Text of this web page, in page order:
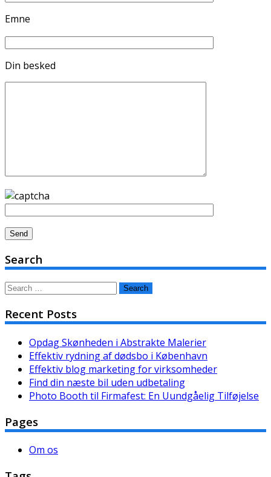
Emne
Din besked
Search
Search
Recent Posts
Opdag Skønheden i Abstrakte Malerier
Effektiv rydning af dødsbo i København
Effektiv blog marketing for virksomheder
Find din næste bil uden udbetaling
Photo Booth til Firmafest: En Uundgåelig Tilføjelse
Pages
Om os